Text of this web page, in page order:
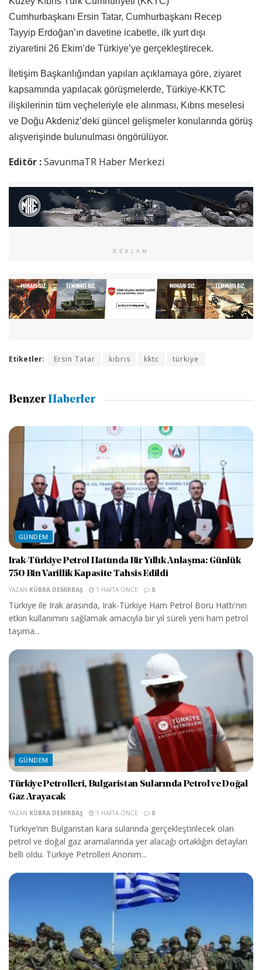
Cumhurbaşkanı Ersin Tatar, Cumhurbaşkanı Recep
Tayyip Erdoğan’ın davetine icabetle, ilk yurt dışı
ziyaretini 26 Ekim’de Türkiye’ye gerçekleştirecek.
İletişim Başkanlığından yapılan açıklamaya göre, ziyaret
kapsamında yapılacak görüşmelerde, Türkiye-KKTC
ilişkilerinin tüm veçheleriyle ele alınması, Kıbrıs meselesi
ve Doğu Akdeniz’deki güncel gelişmeler konularında görüş
alışverişinde bulunulması öngörülüyor.
Editör :SavunmaTR Haber Merkezi
REKLAM
Etiketler: Ersin Tatar kıbrıs kktc türkiye
Benzer Haberler
GÜNDEM
Irak-Türkiye Petrol Hattında Bir Yıllık Anlaşma: Günlük
750 Bin Varillik Kapasite Tahsis Edildi
YAZAN KÜBRA DEMIRBAŞ 1 HAFTA ÖNCE 0
Türkiye ile Irak arasında, Irak-Türkiye Ham Petrol Boru Hattı'nın
etkin kullanımını sağlamak amacıyla bir yıl süreli yeni ham petrol
taşıma...
GÜNDEM
Türkiye Petrolleri, Bulgaristan Sularında Petrol ve Doğal
Gaz Arayacak
YAZAN KÜBRA DEMIRBAŞ 1 HAFTA ÖNCE 0
Türkiye’nin Bulgaristan kara sularında gerçekleştirilecek olan
petrol ve doğal gaz aramalarında yer alacağı ortaklığın detayları
belli oldu. Türkiye Petrolleri Anonim...